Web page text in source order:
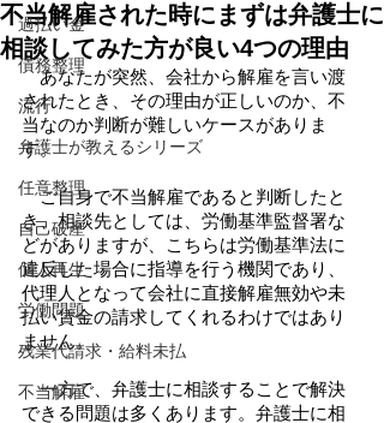
過払い金
債務整理
流行
弁護士が教えるシリーズ
任意整理
自己破産
個人再生
労働問題
残業代請求・給料未払
不当解雇
不当解雇された時にまずは弁護士に
相談してみた方が良い4つの理由
あなたが突然、会社から解雇を言い渡
されたとき、その理由が正しいのか、不
当なのか判断が難しいケースがありま
す。
ご自身で不当解雇であると判断したと
き、相談先としては、労働基準監督署な
どがありますが、こちらは労働基準法に
違反した場合に指導を行う機関であり、
代理人となって会社に直接解雇無効や未
払い賃金の請求してくれるわけではあり
ません。
一方で、弁護士に相談することで解決
できる問題は多くあります。弁護士に相